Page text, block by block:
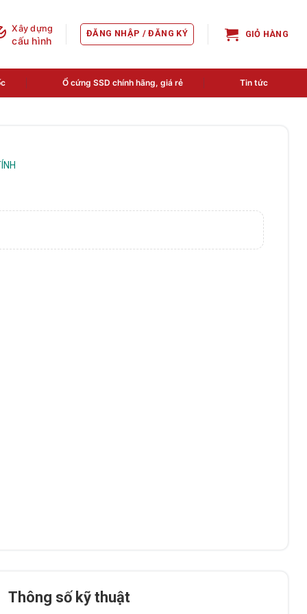
Xây dựng
cấu hình
ĐĂNG NHẬP / ĐĂNG KÝ GIỎ HÀNG
Ổ cứng SSD chính hãng, giá rẻ Tin tức
Thông số kỹ thuật